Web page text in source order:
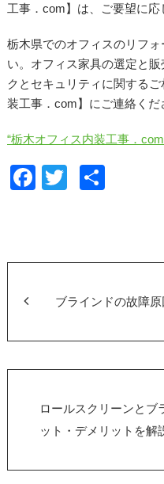
工事．com】は、ご要望に応
栃木県でのオフィスのリフ
い。オフィス家具の選定と
クとセキュリティに関する
装工事．com】にご連絡くだ
“栃木オフィス内装工事．
F
ブラインドの故障
ロールスクリーンとブ
ット・デメリットを解